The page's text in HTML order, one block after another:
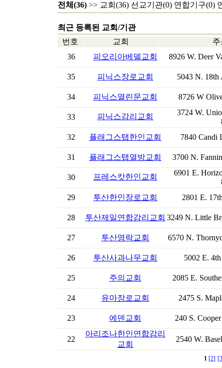
전체(36) >> 교회(36) 선교기관(0) 연합기구(0)
최근 등록된 교회/기관
번호
교회 주
36
피오리아베델교회 8926 W. Deer
35 피닉스장로교회 5043 N. 18th
34 피닉스열린문교회 8726 W
33 피닉스감리교회
3724 W.
32 플래그스탭한인교회 7840 Candi
31 플래그스탭열방교회 3700 N.
30 프레스캇한인교회
6901 E.
29 투산한인장로교회 2801 E.
28 투산제일연합감리교회 3249 N. Little
27 투산영락교회 6570 N.
26 투산사과나무교회 5002 E.
25 주의교회 2085 E.
24 유마장로교회 2475 S.
23 에덴교회 240 S.
22
아리조나한인연합감리
교회
2540 W.
1 [2]